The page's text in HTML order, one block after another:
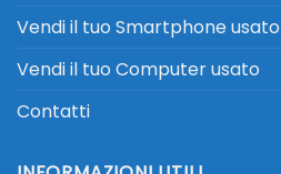
Vendi il tuo Smartphone usato
Vendi il tuo Computer usato
Contatti